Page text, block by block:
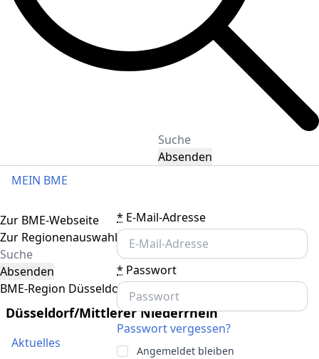
Absenden
MEIN BME
* E-Mail-Adresse
* Passwort
Passwort vergessen?
Angemeldet bleiben
Toggle navigation
Zur BME-Webseite
Zur Regionenauswahl
Absenden
BME-Region Düsseldorf/Mittlerer Niederrhein
Düsseldorf/Mittlerer Niederrhein
Aktuelles